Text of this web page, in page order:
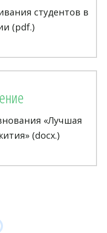
студентов в
(pdf.)
«Лучшая
(docx.)